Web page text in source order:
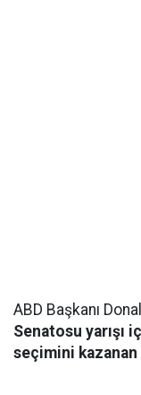
ABD Başkanı
Senatosu yarışı
seçimini kazanan